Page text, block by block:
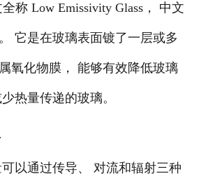
称 Low Emissivity Glass， 中文
它是在玻璃表面镀了一层或多
氧化物膜， 能够有效降低玻璃
热量传递的玻璃。
以通过传导、 对流和辐射三种